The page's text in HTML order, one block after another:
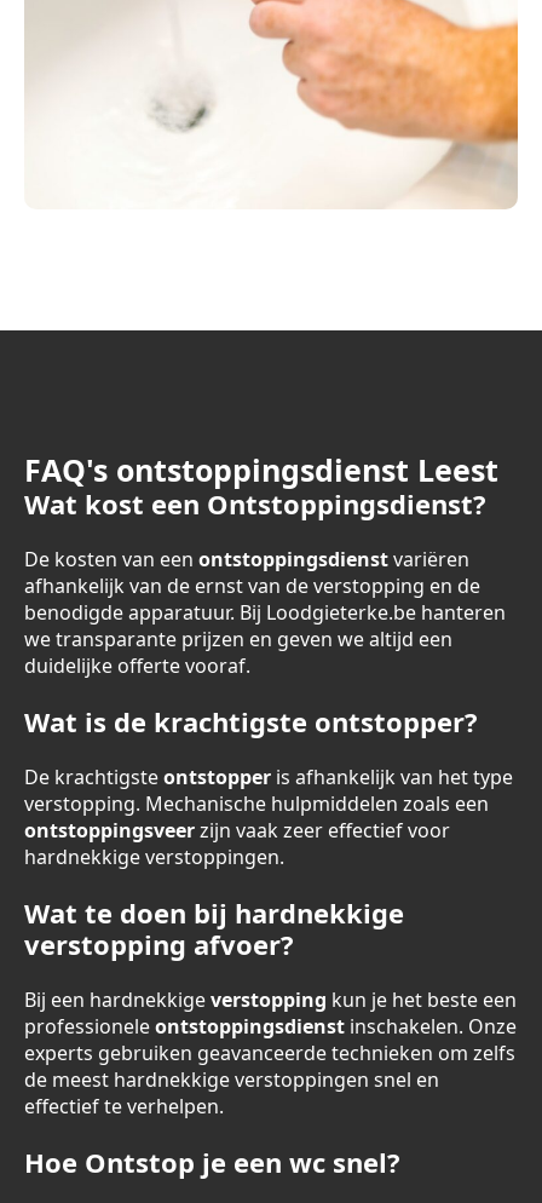
FAQ's ontstoppingsdienst Leest
Wat kost een Ontstoppingsdienst?
De kosten van een ontstoppingsdienstvariëren
afhankelijk van de ernst van de verstopping en de
benodigde apparatuur. Bij Loodgieterke.be hanteren
we transparante prijzen en geven we altijd een
duidelijke offerte vooraf.
Wat is de krachtigste ontstopper?
De krachtigsteontstopper is afhankelijk van het type
verstopping. Mechanische hulpmiddelen zoals een
ontstoppingsveerzijn vaak zeer effectief voor
hardnekkige verstoppingen.
Wat te doen bij hardnekkige
verstopping afvoer?
Bij een hardnekkigeverstopping kun je het beste een
professioneleontstoppingsdienst inschakelen. Onze
experts gebruiken geavanceerde technieken om zelfs
de meest hardnekkige verstoppingen snel en
effectief te verhelpen.
Hoe Ontstop je een wc snel?